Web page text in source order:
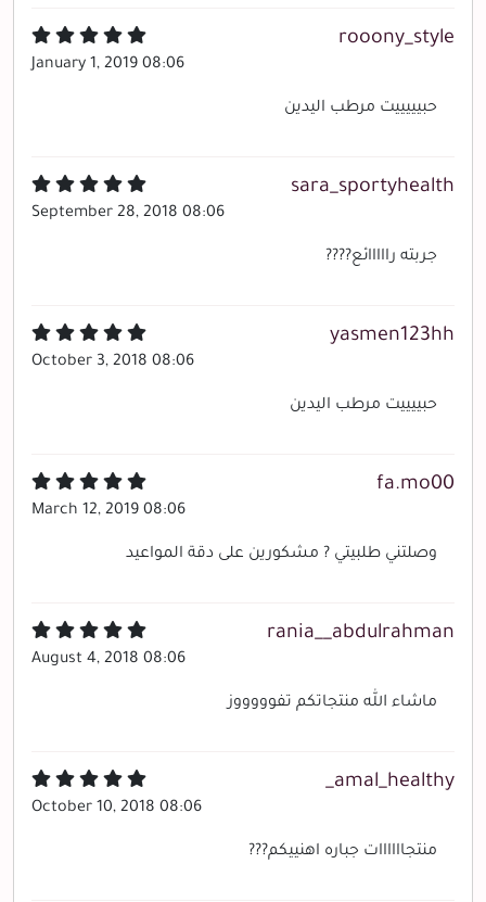
rooony_style
January 1, 2019 08:06
حبيييييت مرطب اليدين
sara_sportyhealth
September 28, 2018 08:06
جربته رااااائع????
yasmen123hh
October 3, 2018 08:06
حبييييت مرطب اليدين
fa.mo00
March 12, 2019 08:06
وصلتني طلبيتي ? مشكورين على دقة المواعيد
rania__abdulrahman
August 4, 2018 08:06
ماشاء الله منتجاتكم تفوووووز
amal_healthy_
October 10, 2018 08:06
منتجاااااات جباره اهنييكم???